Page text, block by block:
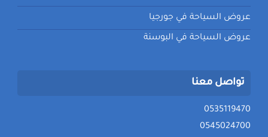
عروض السياحة في جورجيا
عروض السياحة في البوسنة
تواصل معنا
0535119470
0545024700